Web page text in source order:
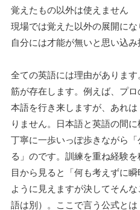
覚えたもの以外は使えません
現場では覚えた以外の展開にな
自分には才能が無いと思い込
全ての英語には理由がありま
筋が存在します。例えば、プ
本語を行き来しますが、あれ
りません。日本語と英語の間
丁寧に一歩いっぽ歩きながら
る」のです。訓練を重ね経験
目から見ると「何も考えずに
ように見えますが決してそん
語は別）。ここで言う公式と